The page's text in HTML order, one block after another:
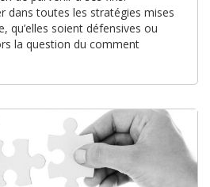
dans toutes les stratégies mises
qu’elles soient défensives ou
la question du comment